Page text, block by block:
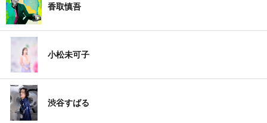
香取慎吾
小松未可子
渋谷すばる